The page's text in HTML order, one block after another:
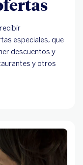
especiales, que
descuentos y
y otros